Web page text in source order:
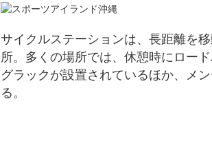
サイクルステーションは、長距離を
所。多くの場所では、休憩時にロー
グラックが設置されているほか、メ
る。